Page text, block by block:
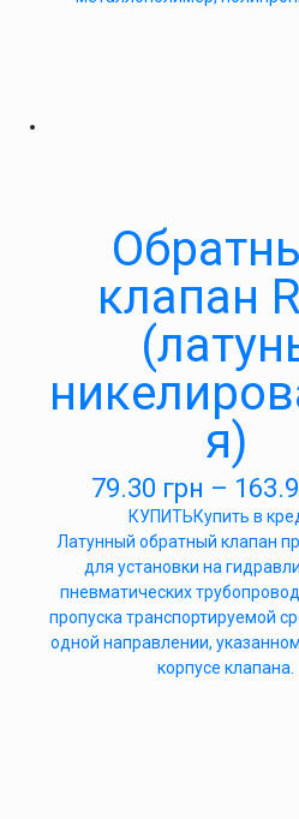
клапан
я)
79.30 грн –
КУПИТЬКупить в
Латунный обратный клапан
для установки на
пневматических
пропуска транспортируемой
одной направлении,
корпусе клапана.